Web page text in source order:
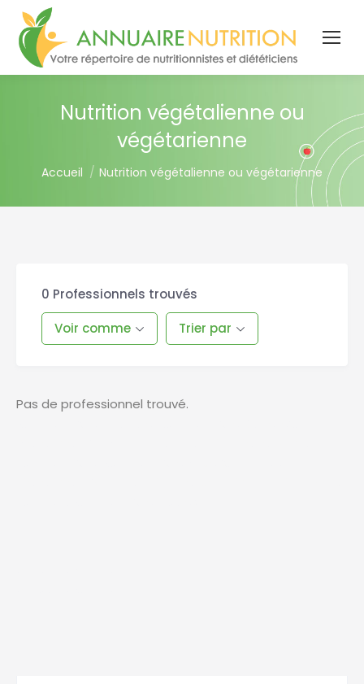
Nutrition végétalienne ou
végétarienne
You are here:
Accueil Nutrition végétalienne ou végétarienne
0 Professionnels trouvés
Voir comme
Trier par
Pas de professionnel trouvé.